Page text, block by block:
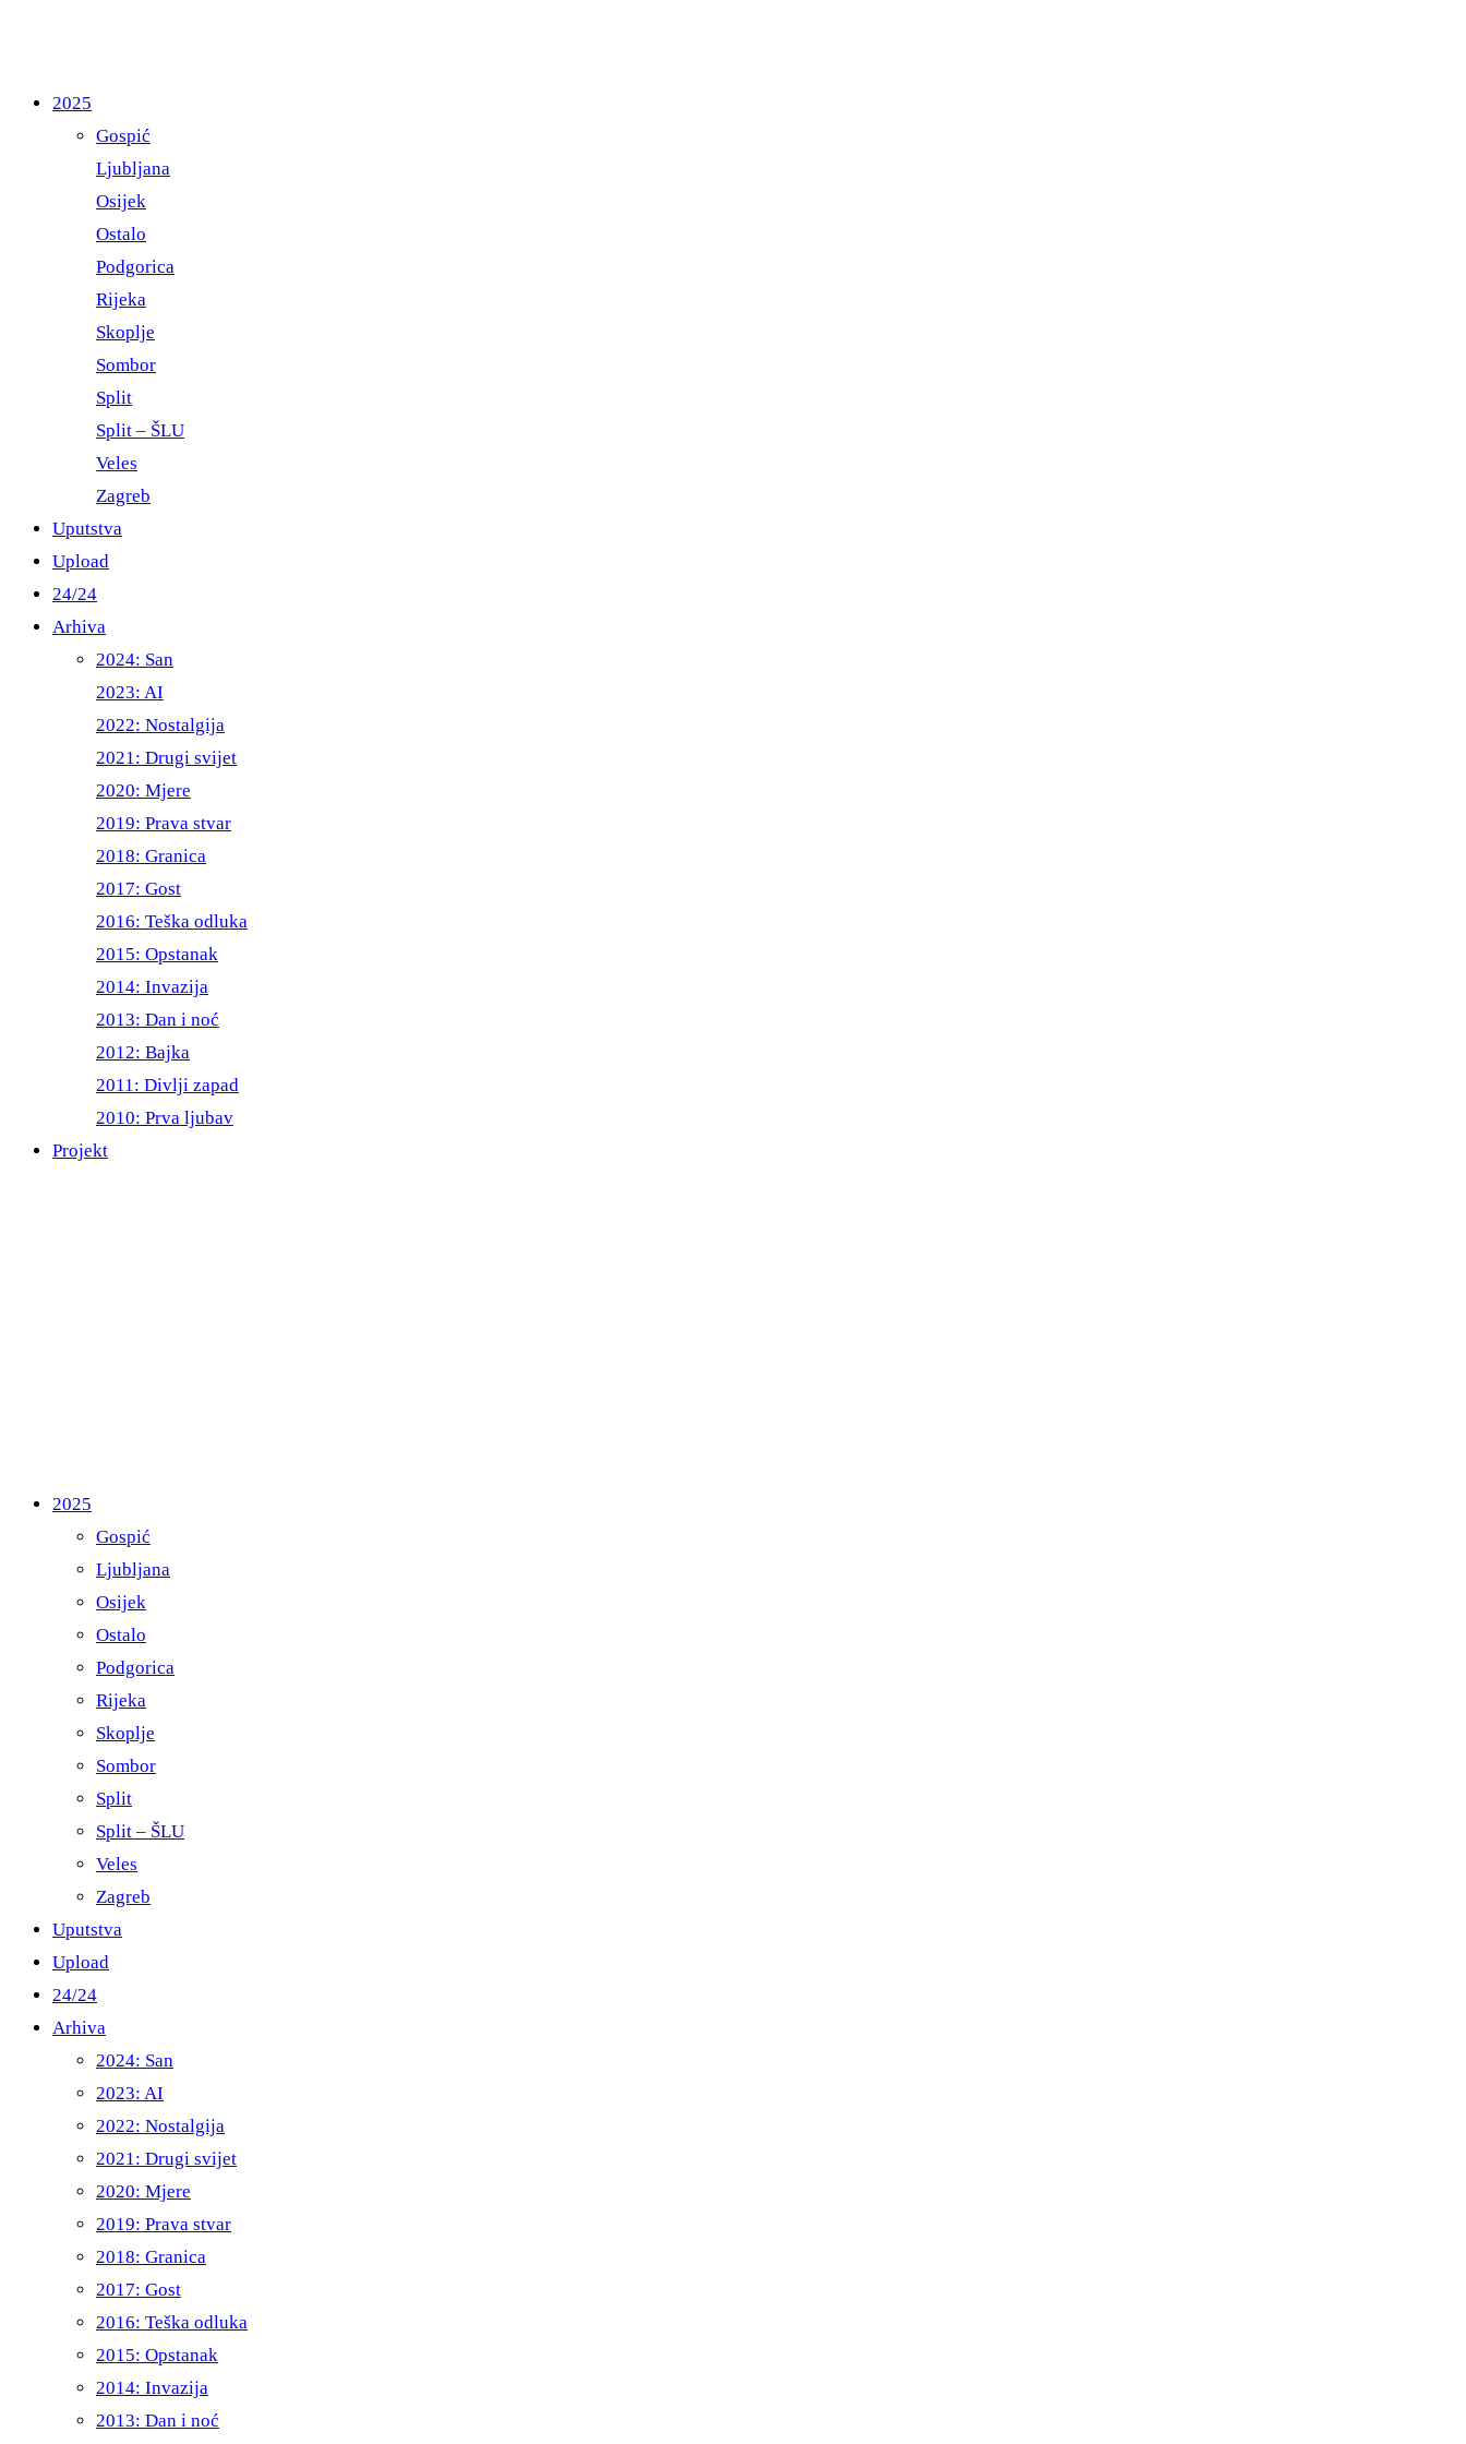
2025
Gospić
Ljubljana
Osijek
Ostalo
Podgorica
Rijeka
Skoplje
Sombor
Split
Split – ŠLU
Veles
Zagreb
Uputstva
Upload
24/24
Arhiva
2024: San
2023: AI
2022: Nostalgija
2021: Drugi svijet
2020: Mjere
2019: Prava stvar
2018: Granica
2017: Gost
2016: Teška odluka
2015: Opstanak
2014: Invazija
2013: Dan i noć
2012: Bajka
2011: Divlji zapad
2010: Prva ljubav
Projekt
2025
Gospić
Ljubljana
Osijek
Ostalo
Podgorica
Rijeka
Skoplje
Sombor
Split
Split – ŠLU
Veles
Zagreb
Uputstva
Upload
24/24
Arhiva
2024: San
2023: AI
2022: Nostalgija
2021: Drugi svijet
2020: Mjere
2019: Prava stvar
2018: Granica
2017: Gost
2016: Teška odluka
2015: Opstanak
2014: Invazija
2013: Dan i noć